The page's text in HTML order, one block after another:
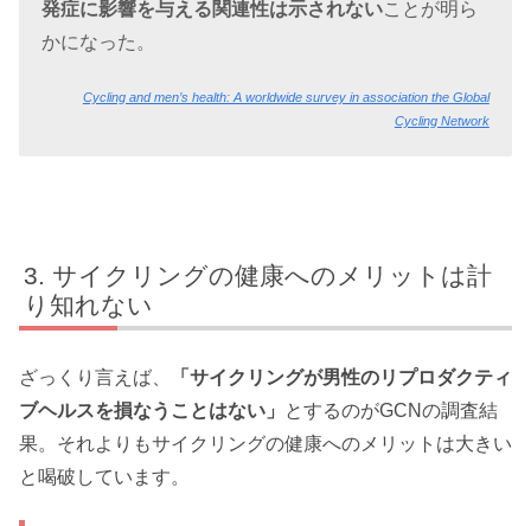
発症に影響を与える関連性は示されないことが明ら
かになった。
Cycling and men’s health: A worldwide survey in association the Global
Cycling Network
サイクリングの健康へのメリットは計
り知れない
ざっくり言えば、
「サイクリングが男性のリプロダクティ
ブヘルスを損なうことはない」
とするのがGCNの調査結
果。それよりもサイクリングの健康へのメリットは大きい
と喝破しています。